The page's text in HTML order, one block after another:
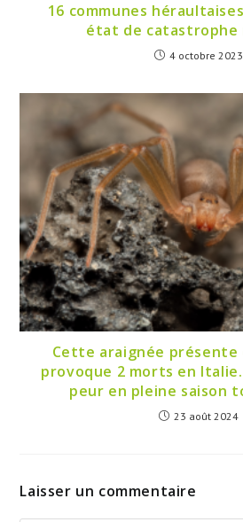
16 communes
état de catastrophe
4 octobre 2023
Cette araignée présente
provoque 2 morts en
peur en pleine saison
23 août 2024
Laisser un commentaire